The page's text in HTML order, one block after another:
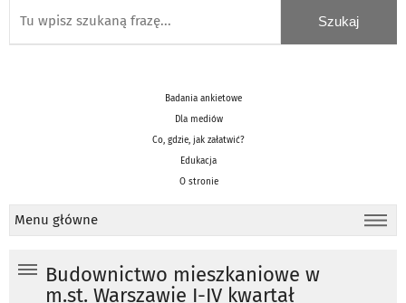
Badania ankietowe
Dla mediów
Co, gdzie, jak załatwić?
Edukacja
O stronie
Menu główne
Budownictwo mieszkaniowe w
m.st. Warszawie I-IV kwartał